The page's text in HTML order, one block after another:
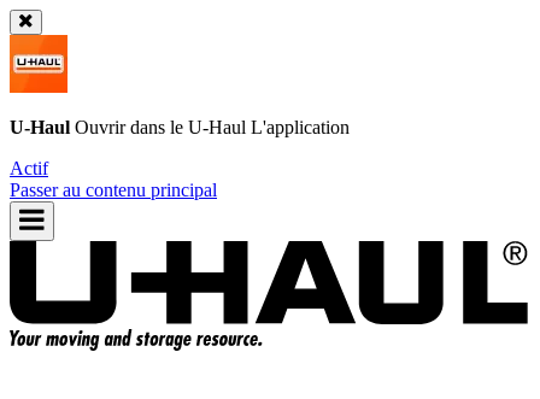
U-Haul Ouvrir dans le U-Haul L'application
Actif
Passer au contenu principal